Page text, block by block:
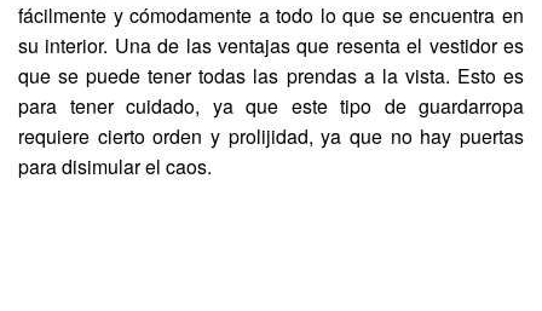
fácilmente y cómodamente a todo lo que se encuentra en
su interior. Una de las ventajas que resenta el vestidor es
que se puede tener todas las prendas a la vista. Esto es
para tener cuidado, ya que este tipo de guardarropa
requiere cierto orden y prolijidad, ya que no hay puertas
para disimular el caos.